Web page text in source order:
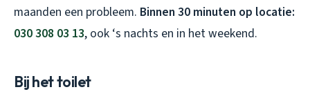
maanden een probleem. Binnen 30 minuten op locatie:
030 308 03 13, ook ‘s nachts en in het weekend.
Bij het toilet